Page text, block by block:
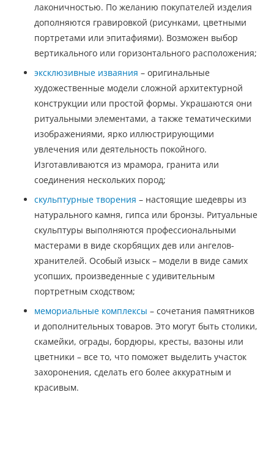
лаконичностью. По желанию покупателей изделия
дополняются гравировкой (рисунками, цветными
портретами или эпитафиями). Возможен выбор
вертикального или горизонтального расположения;
эксклюзивные изваяния – оригинальные
художественные модели сложной архитектурной
конструкции или простой формы. Украшаются они
ритуальными элементами, а также тематическими
изображениями, ярко иллюстрирующими
увлечения или деятельность покойного.
Изготавливаются из мрамора, гранита или
соединения нескольких пород;
скульптурные творения – настоящие шедевры из
натурального камня, гипса или бронзы. Ритуальные
скульптуры выполняются профессиональными
мастерами в виде скорбящих дев или ангелов-
хранителей. Особый изыск – модели в виде самих
усопших, произведенные с удивительным
портретным сходством;
мемориальные комплексы – сочетания памятников
и дополнительных товаров. Это могут быть столики,
скамейки, ограды, бордюры, кресты, вазоны или
цветники – все то, что поможет выделить участок
захоронения, сделать его более аккуратным и
красивым.